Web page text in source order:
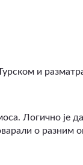
и
Логично је да
о разним